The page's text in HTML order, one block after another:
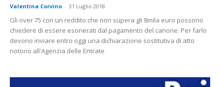
Valentina Corvino - 31 Luglio 2018
Gli over 75 con un reddito che non supera gli 8mila euro possono
chiedere di essere esonerati dal pagamento del canone. Per farlo
devono inviare entro oggi una dichiarazione sostitutiva di atto
notorio all'Agenzia delle Entrate